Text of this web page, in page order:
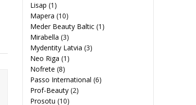
Lisap (1)
Mapera (10)
Meder Beauty Baltic (1)
Mirabella (3)
Mydentity Latvia (3)
Neo Riga (1)
Nofrete (8)
Passo International (6)
Prof-Beauty (2)
Prosotu (10)